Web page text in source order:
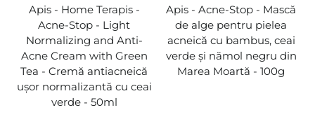
Apis - Home Terapis -
Acne-Stop - Light
Normalizing and Anti-
Acne Cream with Green
Tea - Cremă antiacneică
ușor normalizantă cu ceai
verde - 50ml
Apis - Acne-Stop - Mască
de alge pentru pielea
acneică cu bambus, ceai
verde și nămol negru din
Marea Moartă - 100g